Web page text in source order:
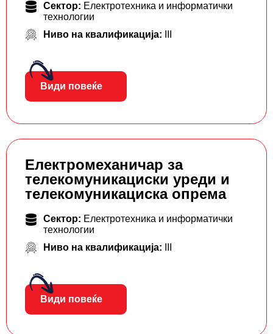
Сектор: Електротехника и информатички
технологии
Ниво на квалификација:
Види повеќе
Електромеханичар за
телекомуникациски уреди и
телекомуникациска опрема
Сектор: Електротехника и информатички
технологии
Ниво на квалификација:
Види повеќе